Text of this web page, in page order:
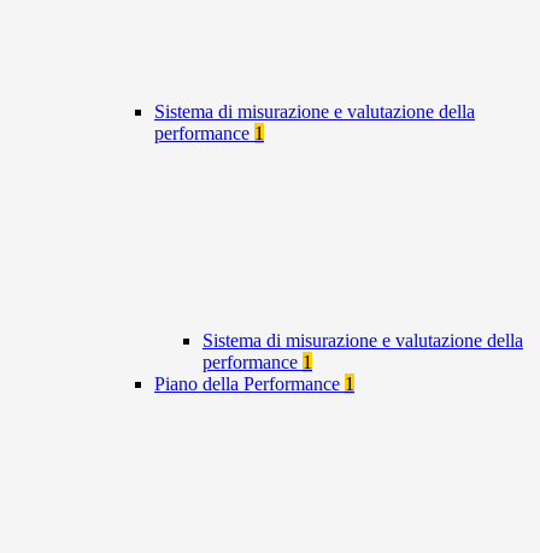
Sistema di misurazione e valutazione della
performance 1
Sistema di misurazione e valutazione della
performance 1
Piano della Performance 1